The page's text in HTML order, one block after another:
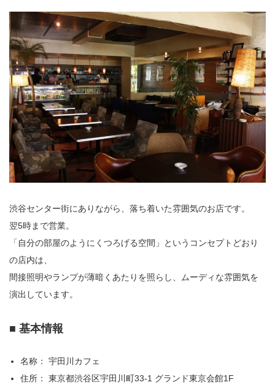
渋谷センター街にありながら、落ち着いた雰囲気のお店です。
翌5時まで営業。
「自分の部屋のようにくつろげる空間」というコンセプトどおり
の店内は、
間接照明やランプが薄暗くあたりを照らし、ムーディな雰囲気を
演出しています。
■ 基本情報
名称： 宇田川カフェ
住所： 東京都渋谷区宇田川町33-1 グランド東京会館1F